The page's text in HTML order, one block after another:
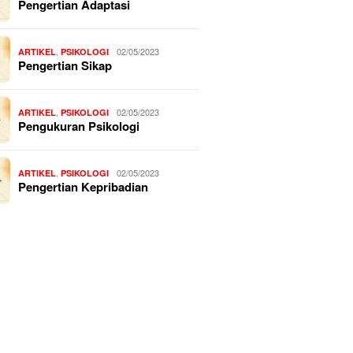
Pengertian Adaptasi
ARTIKEL ,PSIKOLOGI 02/05/2023
Pengertian Sikap
ARTIKEL ,PSIKOLOGI 02/05/2023
Pengukuran Psikologi
ARTIKEL ,PSIKOLOGI 02/05/2023
Pengertian Kepribadian